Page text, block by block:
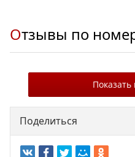
Отзывы по
Поделиться